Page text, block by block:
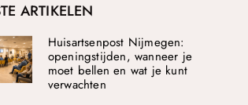
ARTIKELEN
Huisartsenpost Nijmegen:
openingstijden, wanneer je
moet bellen en wat je kunt
verwachten